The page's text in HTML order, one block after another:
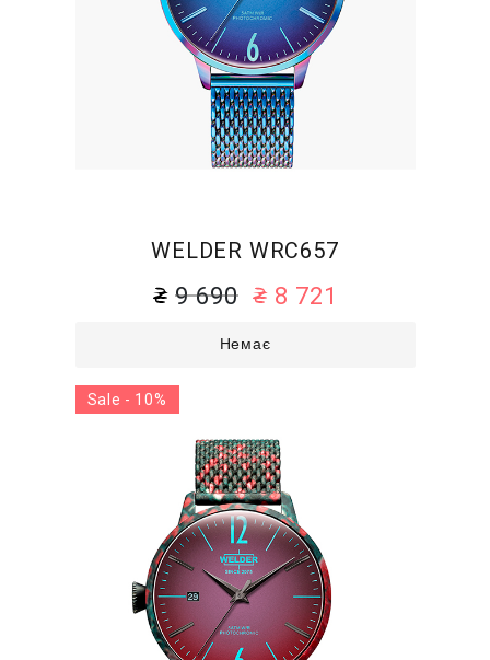
WELDER WRC657
9 690 8 721
Немає
Sale - 10%